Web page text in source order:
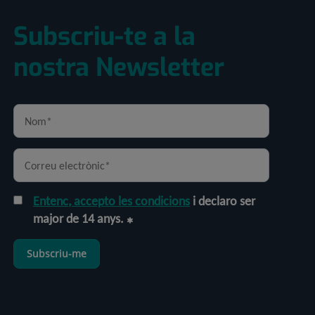
Subscriu-te a la
nostra Newsletter
Entenc, accepto les condicions i declaro ser
major de 14 anys.
Subscriu-me